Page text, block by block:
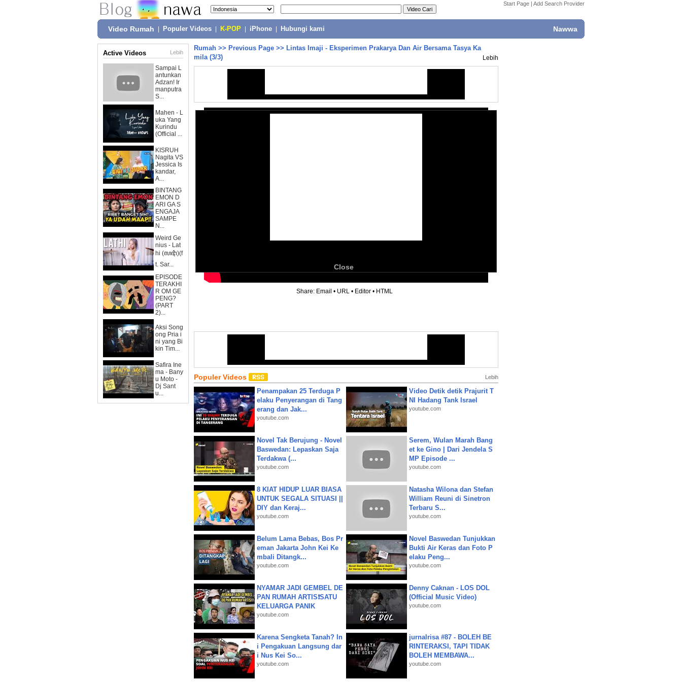
Start Page | Add Search Provider
Video Rumah Populer Videos K-POP iPhone Hubungi kami Nawwa
Active Videos Lebih
Sampai L
antunkan
Adzan! Ir
manputra
S...
Mahen - L
uka Yang
Kurindu
(Official ...
KISRUH
Nagita VS
Jessica Is
kandar,
A...
BINTANG
EMON D
ARI GA S
ENGAJA
SAMPE
N...
Weird Ge
nius - Lat
hi (ꦭꦛꦶ)(f
t. Sar...
EPISODE
TERAKHI
R OM GE
PENG?
(PART
2)...
Aksi Song
ong Pria i
ni yang Bi
kin Tim...
Safira Ine
ma - Bany
u Moto -
Dj Sant
u...
Rumah >> Previous Page >> Lintas Imaji - Eksperimen Prakarya Dan Air Bersama Tasya Ka
mila (3/3)
Lebih
Close
Share: Email • URL • Editor • HTML
Populer Videos Lebih
Penampakan 25 Terduga P
elaku Penyerangan di Tang
erang dan Jak...
youtube.com
Video Detik detik Prajurit T
NI Hadang Tank Israel
youtube.com
Novel Tak Berujung - Novel
Baswedan: Lepaskan Saja
Terdakwa (...
youtube.com
Serem, Wulan Marah Bang
et ke Gino | Dari Jendela S
MP Episode ...
youtube.com
8 KIAT HIDUP LUAR BIASA
UNTUK SEGALA SITUASI ||
DIY dan Keraj...
youtube.com
Natasha Wilona dan Stefan
William Reuni di Sinetron
Terbaru S...
youtube.com
Belum Lama Bebas, Bos Pr
eman Jakarta John Kei Ke
mbali Ditangk...
youtube.com
Novel Baswedan Tunjukkan
Bukti Air Keras dan Foto P
elaku Peng...
youtube.com
NYAMAR JADI GEMBEL DE
PAN RUMAH ARTIS❗SATU
KELUARGA PANIK
youtube.com
Denny Caknan - LOS DOL
(Official Music Video)
youtube.com
Karena Sengketa Tanah? In
i Pengakuan Langsung dar
i Nus Kei So...
youtube.com
jurnalrisa #87 - BOLEH BE
RINTERAKSI, TAPI TIDAK
BOLEH MEMBAWA...
youtube.com